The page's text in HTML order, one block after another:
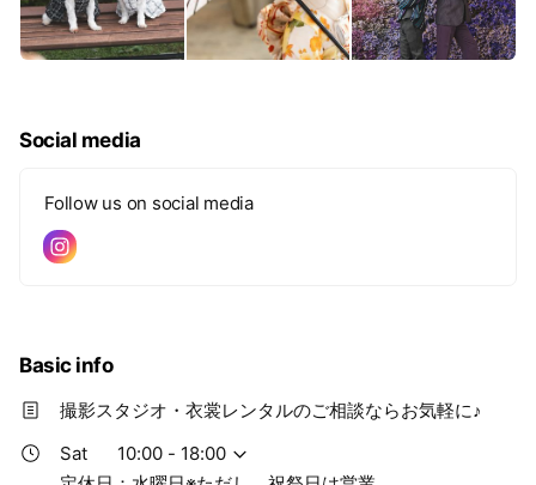
Social media
Follow us on social media
Basic info
撮影スタジオ・衣裳レンタルのご相談ならお気軽に♪
Sat
10:00 - 18:00